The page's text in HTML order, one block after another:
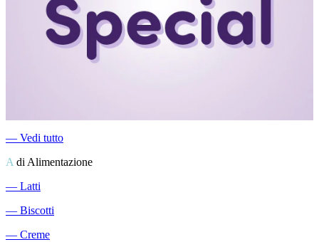
― Vedi tutto
A di Alimentazione
― Latti
― Biscotti
― Creme